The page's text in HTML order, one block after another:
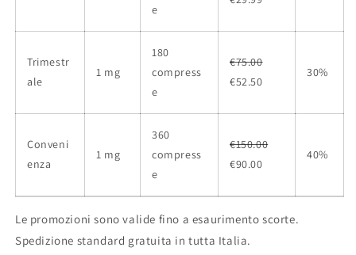
e
Trimestr
ale
1 mg
180
compress
e
€75.00
€52.50
30%
Conveni
enza
1 mg
360
compress
e
€150.00
€90.00
40%
Le promozioni sono valide fino a esaurimento scorte.
Spedizione standard gratuita in tutta Italia.